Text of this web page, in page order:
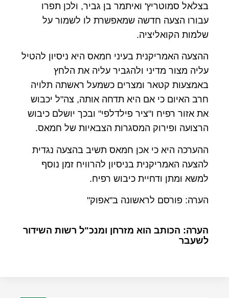
בצלאל סמוטריץ' ואיתמר בן גביר, ולכן תפרו
עבורו הצעה חדשה שמאפשרת לו לשמור על
שלמות הקואליציה.
ההצעה האמריקנית בעיני חמאס היא ניסיון להטיל
עליה מצור מדיני ולהגביר עליה את הלחץ
באמצעות קטאר ומצרים כשמעל ראשתה תלויה
חרב האיום כי אם היא תדחה אותה, צה"ל יכבוש
את אזור רפיח ו"ציר פילדלפי" ובכך יושלם כיבוש
הרצועה ופירוק המסגרות הצבאיות של חמאס.
ההערכה היא כי אכן חמאס תשיב בהצעה נגדית
להצעה האמריקנית בניסיון להרוויח זמן נוסף
למשא ומתן ודחיית כיבוש רפיח.
הערה: פורסם לראשונה ב"אפוק"
הערה: הכותב הוא מזרחן ומנכ"ל רשות השידור
לשעבר